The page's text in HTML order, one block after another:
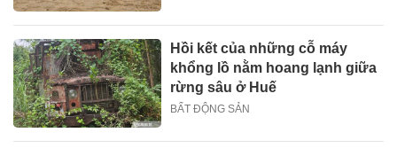
Hồi kết của những cỗ máy
khổng lồ nằm hoang lạnh giữa
rừng sâu ở Huế
BẤT ĐỘNG SẢN